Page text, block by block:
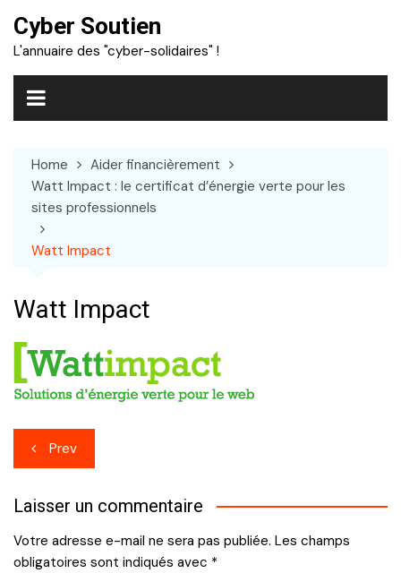
content
Cyber Soutien
L'annuaire des "cyber-solidaires" !
Home
Aider financièrement
Watt Impact : le certificat d’énergie verte pour les
sites professionnels
Watt Impact
Watt Impact
Navigation
de
l’article
Prev
Laisser un commentaire
Votre adresse e-mail ne sera pas publiée. Les champs
obligatoires sont indiqués avec *